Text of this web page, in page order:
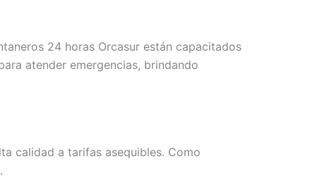
24 horas Orcasur están capacitados
atender emergencias, brindando
calidad a tarifas asequibles. Como